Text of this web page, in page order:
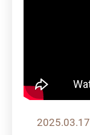
2025.03.17